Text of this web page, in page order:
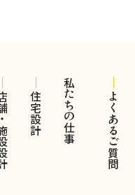
よくあるご質問
私たちの仕事
住宅設計
設計